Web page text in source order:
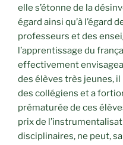
elle s’étonne de la
égard ainsi qu’à l’égard
professeurs et des
l’apprentissage du
effectivement
des élèves très jeunes, il
des collégiens et a
prématurée de ces
prix de
disciplinaires, ne peut,